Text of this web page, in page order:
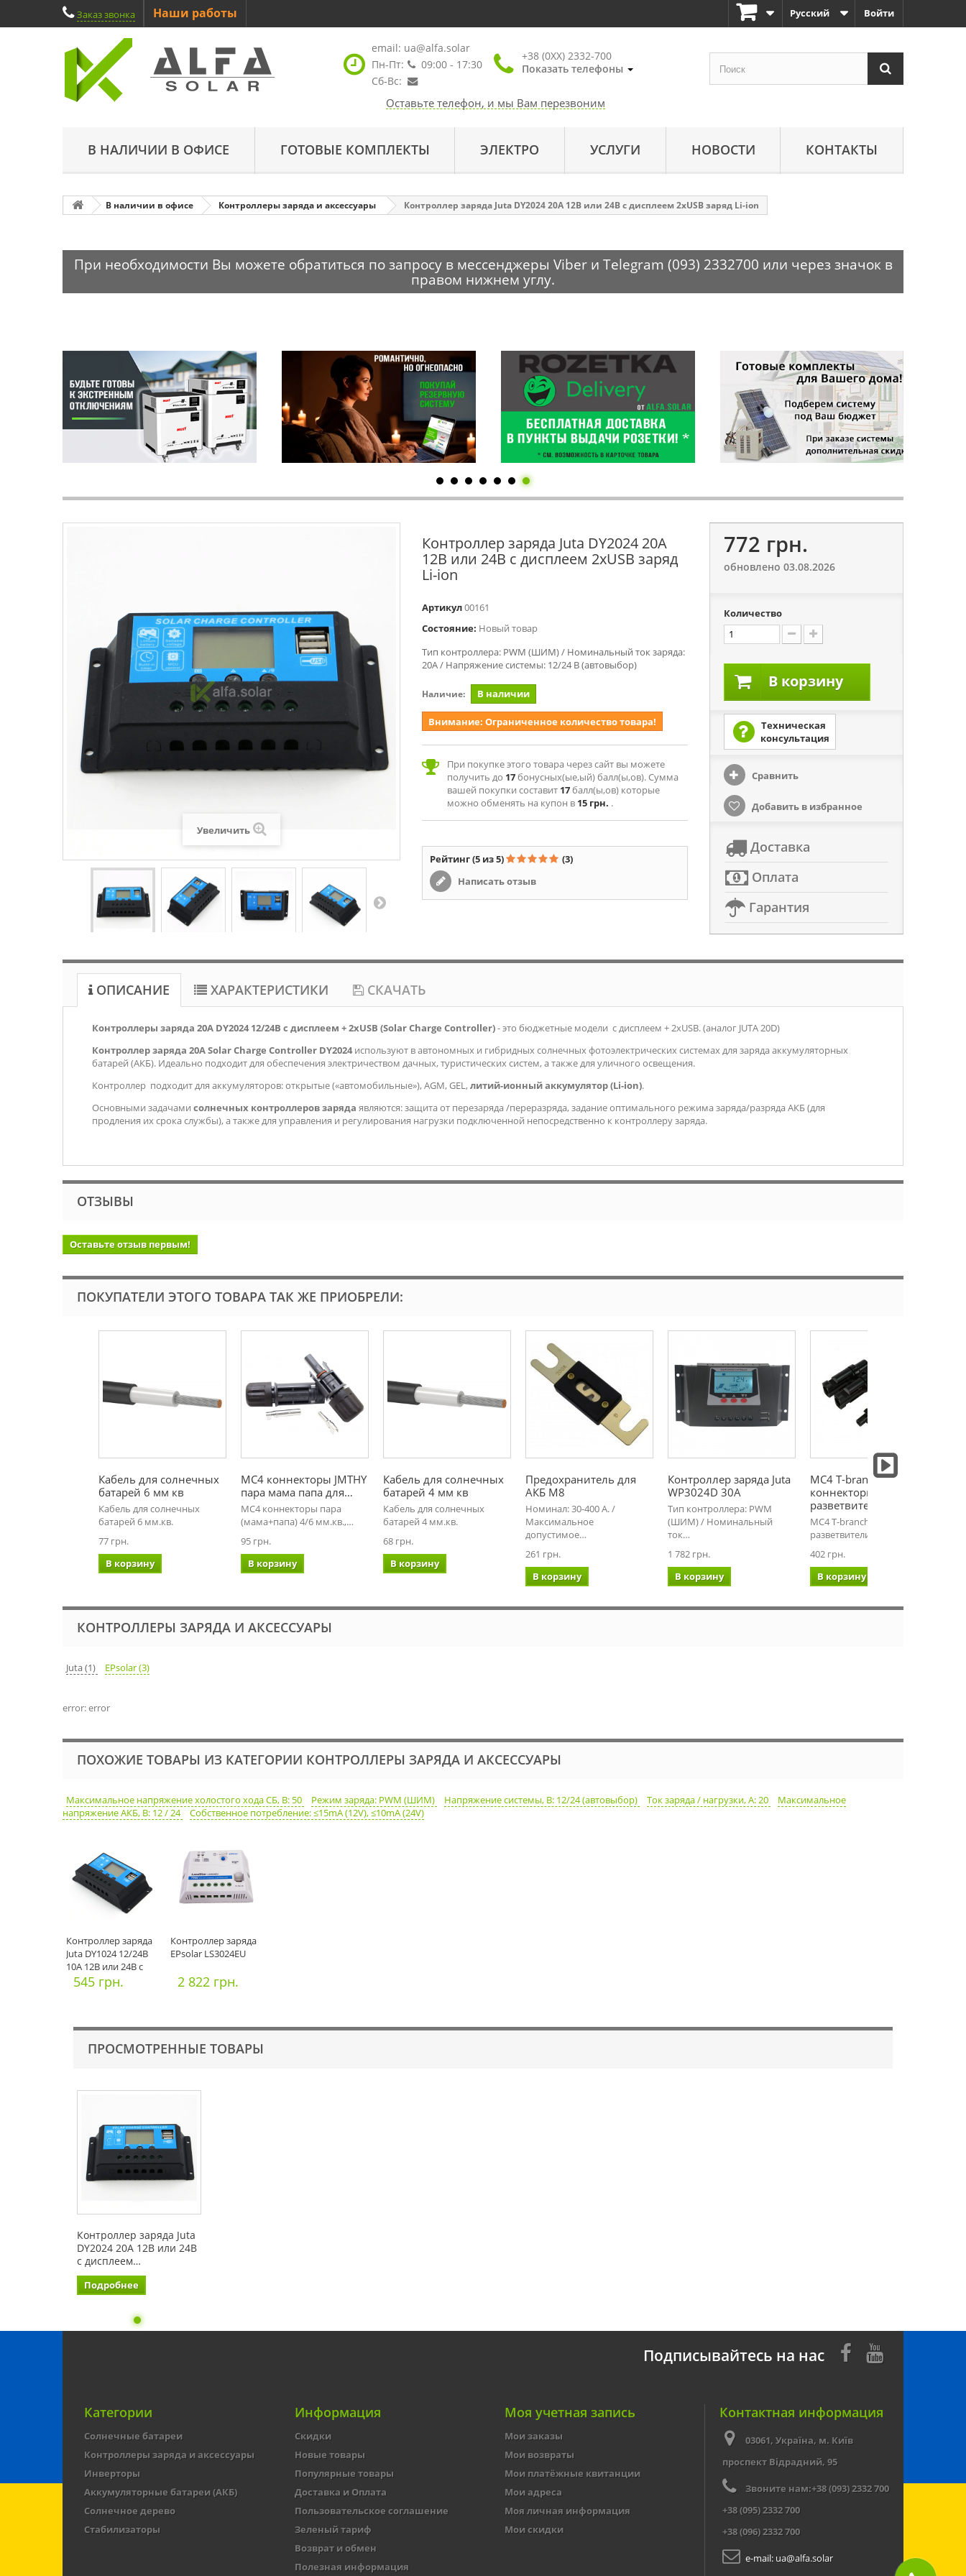
Войти
Русский
Заказ звонка Наши работы
email: ua@alfa.solar
Пн-Пт:
09:00 - 17:30
Сб-Вс:
+38 (0XX) 2332-700
Показать телефоны
Оставьте телефон, и мы Вам перезвоним
В НАЛИЧИИ В ОФИСЕ ГОТОВЫЕ КОМПЛЕКТЫ ЭЛЕКТРО УСЛУГИ НОВОСТИ КОНТАКТЫ
В наличии в офисе Контроллеры заряда и аксессуары Контроллер заряда Juta DY2024 20А 12В или 24В с дисплеем 2xUSB заряд Li-ion
При необходимости Вы можете обратиться по запросу в мессенджеры Viber и Telegram (093) 2332700 или через значок в
правом нижнем углу.
Увеличить
Контроллер заряда Juta DY2024 20А
12В или 24В с дисплеем 2xUSB заряд
Li-ion
Артикул00161
Состояние: Новый товар
Тип контроллера: PWM (ШИМ) / Номинальный ток заряда:
20А / Напряжение системы: 12/24 В (автовыбор)
Наличие: В наличии
Внимание: Ограниченное количество товара!
При покупке этого товара через сайт вы можете
получить до 17бонусных(ые,ый) балл(ы,ов). Сумма
вашей покупки составит 17балл(ы,ов) которые
можно обменять на купон в 15 грн. .
Рейтинг(5 из 5)
(3)
Написать отзыв
772 грн.
обновлено 03.08.2026
Количество
В корзину
Техническая
консультация
Сравнить
Добавить в избранное
Доставка
Оплата
Гарантия
ОПИСАНИЕ ХАРАКТЕРИСТИКИ СКАЧАТЬ
Контроллеры заряда 20А DY2024 12/24В с дисплеем + 2xUSB (Solar Charge Controller)- это бюджетные модели с дисплеем + 2хUSB. (аналог JUTA 20D)
Контроллер заряда 20А Solar Charge Controller DY2024используют в автономных и гибридных солнечных фотоэлектрических системах для заряда аккумуляторных
батарей (АКБ). Идеально подходит для обеспечения электричеством дачных, туристических систем, а также для уличного освещения.
Контроллер подходит для аккумуляторов: открытые («автомобильные»), AGM, GEL,литий-ионный аккумулятор (Li-ion).
Основными задачами солнечных контроллеров заряда являются: защита от перезаряда /переразряда, задание оптимального режима заряда/разряда АКБ (для
продления их срока службы), а также для управления и регулирования нагрузки подключенной непосредственно к контроллеру заряда.
ОТЗЫВЫ
Оставьте отзыв первым!
ПОКУПАТЕЛИ ЭТОГО ТОВАРА ТАК ЖЕ ПРИОБРЕЛИ:
Кабель для солнечных
батарей 6 мм кв
Кабель для солнечных
батарей 6 мм.кв.
77 грн.
В корзину
MC4 коннекторы JMTHY
пара мама папа для…
MC4 коннекторы пара
(мама+папа) 4/6 мм.кв.,…
95 грн.
В корзину
Кабель для солнечных
батарей 4 мм кв
Кабель для солнечных
батарей 4 мм.кв.
68 грн.
В корзину
Предохранитель для
АКБ М8
Номинал: 30-400 А. /
Максимальное
допустимое…
261 грн.
В корзину
Контроллер заряда Juta
WP3024D 30А
Тип контроллера: PWM
(ШИМ) / Номинальный
ток…
1 782 грн.
В корзину
MC4 T-branch
коннекторы JMTHY
разветвители…
MC4 T-branch коннекторы
разветвители пара…
402 грн.
В корзину
КОНТРОЛЛЕРЫ ЗАРЯДА И АКСЕССУАРЫ
Juta (1) EPsolar (3)
error: error
ПОХОЖИЕ ТОВАРЫ ИЗ КАТЕГОРИИ КОНТРОЛЛЕРЫ ЗАРЯДА И АКСЕССУАРЫ
Максимальное напряжение холостого хода СБ, В: 50 Режим заряда: PWM (ШИМ) Напряжение системы, В: 12/24 (автовыбор) Ток заряда / нагрузки, А: 20
Максимальное
напряжение АКБ, В: 12 / 24
Собственное потребление: ≤15mA (12V), ≤10mA (24V)
Контроллер заряда
Juta DY1024 12/24В
10А 12В или 24В с
диспл
545 грн.
Контроллер заряда
EPsolar LS3024EU
2 822 грн.
ПРОСМОТРЕННЫЕ ТОВАРЫ
Контроллер заряда Juta
DY2024 20А 12В или 24В
с дисплеем…
Подробнее
Подписывайтесь на нас
Категории
Солнечные батареи
Контроллеры заряда и аксессуары
Инверторы
Аккумуляторные батареи (АКБ)
Солнечное дерево
Стабилизаторы
Информация
Скидки
Новые товары
Популярные товары
Доставка и Оплата
Пользовательское соглашение
Зеленый тариф
Возврат и обмен
Полезная информация
Моя учетная запись
Мои заказы
Мои возвраты
Мои платёжные квитанции
Мои адреса
Моя личная информация
Мои скидки
Контактная информация
03061, Україна, м. Київ
проспект Відрадний, 95
Звоните нам:+38 (093) 2332 700
+38 (095) 2332 700
+38 (096) 2332 700
e-mail: ua@alfa.solar